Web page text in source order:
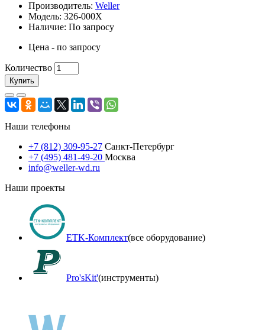
Производитель: Weller
Модель: 326-000X
Наличие: По запросу
Цена - по запросу
Количество
Купить
Наши телефоны
+7 (812) 309-95-27 Санкт-Петербург
+7 (495) 481-49-20 Москва
info@weller-wd.ru
Наши проекты
ETK-Комплект(все оборудование)
Pro'sKit'(инструменты)